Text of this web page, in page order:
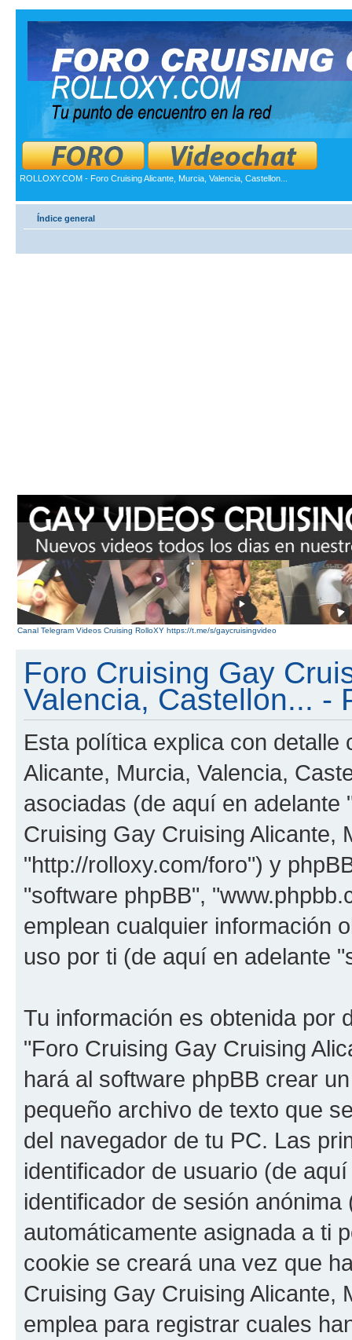
ROLLOXY.COM - Foro Cruising Alicante, Murcia, Valencia, Castellon...
Índice general
Canal Telegram Videos Cruising RolloXY https://t.me/s/gaycruisingvideo
Foro Cruising Gay
Valencia, Castellon... -
Esta política explica con
Alicante, Murcia, Valencia,
asociadas (de aquí en
Cruising Gay Cruising Alicante,
"http://rolloxy.com/foro") y
"software phpBB",
emplean cualquier información
uso por ti (de aquí en adelante
Tu información es obtenida por
"Foro Cruising Gay Cruising
hará al software phpBB crear
pequeño archivo de texto que
del navegador de tu PC. Las
identificador de usuario (de
identificador de sesión
automáticamente asignada a ti
cookie se creará una vez que
Cruising Gay Cruising Alicante,
emplea para registrar cuales